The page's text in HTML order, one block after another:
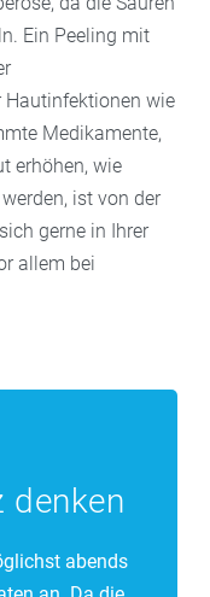
Ein Peeling mit
Hautinfektionen wie
Medikamente,
erhöhen, wie
ist von der
gerne in Ihrer
allem bei
denken
abends